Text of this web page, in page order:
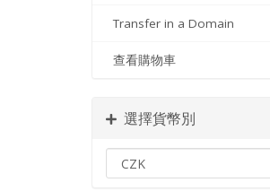
Transfer in a Domain
查看購物車
選擇貨幣別